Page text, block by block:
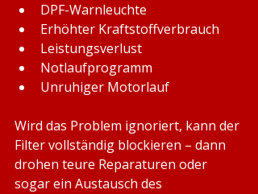
DPF-Warnleuchte
Erhöhter Kraftstoffverbrauch
Leistungsverlust
Notlaufprogramm
Unruhiger Motorlauf
Wird das Problem ignoriert, kann der
Filter vollständig blockieren – dann
drohen teure Reparaturen oder
sogar ein Austausch des